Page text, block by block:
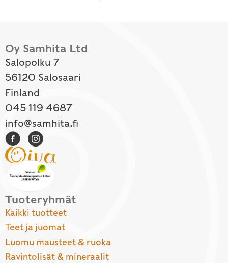
Oy Samhita Ltd
Salopolku 7
56120 Salosaari
Finland
045 119 4687
info@samhita.fi
Tuoteryhmät
Kaikki tuotteet
Teet ja juomat
Luomu mausteet & ruoka
Ravintolisät & mineraalit